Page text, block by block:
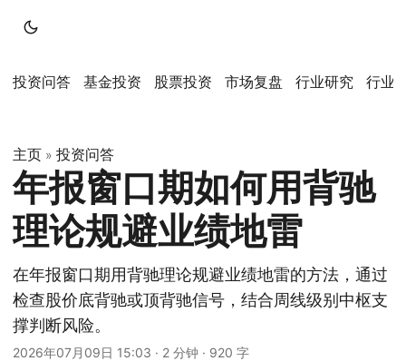
投资问答 基金投资 股票投资 市场复盘 行业研究 行业
主页 » 投资问答
年报窗口期如何用背驰
理论规避业绩地雷
在年报窗口期用背驰理论规避业绩地雷的方法，通过
检查股价底背驰或顶背驰信号，结合周线级别中枢支
撑判断风险。
2026年07月09日 15:03 · 2 分钟 · 920 字